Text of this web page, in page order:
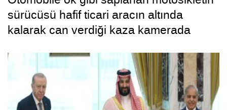
sürücüsü hafif ticari aracın altında
kalarak can verdiği kaza kamerada